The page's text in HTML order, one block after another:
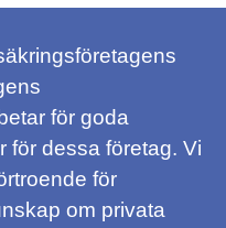
för goda
för dessa företag. Vi
för
om privata